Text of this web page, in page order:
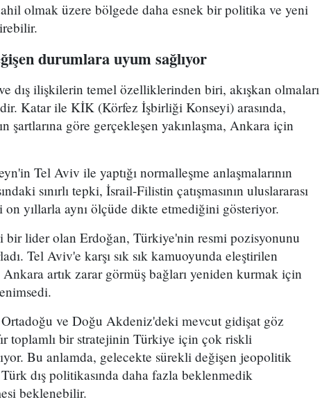
olmak üzere bölgede daha esnek bir politika ve yeni
durumlara uyum sağlıyor
dış ilişkilerin temel özelliklerinden biri, akışkan olmaları
Katar ile KİK (Körfez İşbirliği Konseyi) arasında,
şartlarına göre gerçekleşen yakınlaşma, Ankara için
Tel Aviv ile yaptığı normalleşme anlaşmalarının
sınırlı tepki, İsrail-Filistin çatışmasının uluslararası
yıllarla aynı ölçüde dikte etmediğini gösteriyor.
bir lider olan Erdoğan, Türkiye'nin resmi pozisyonunu
Tel Aviv'e karşı sık sık kamuoyunda eleştirilen
Ankara artık zarar görmüş bağları yeniden kurmak için
ve Doğu Akdeniz'deki mevcut gidişat göz
toplamlı bir stratejinin Türkiye için çok riskli
Bu anlamda, gelecekte sürekli değişen jeopolitik
dış politikasında daha fazla beklenmedik
beklenebilir.